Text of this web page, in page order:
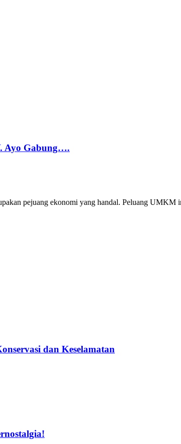
Ayo Gabung….
pejuang ekonomi yang handal. Peluang UMKM
dan Keselamatan